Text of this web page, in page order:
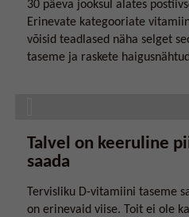
30 päeva jooksul alates
Erinevate kategooriate
võisid teadlased näha selget
taseme ja raskete
Talvel on keeruline
saada
Tervisliku D-vitamiini taseme
on erinevaid viise. Toit ei ole